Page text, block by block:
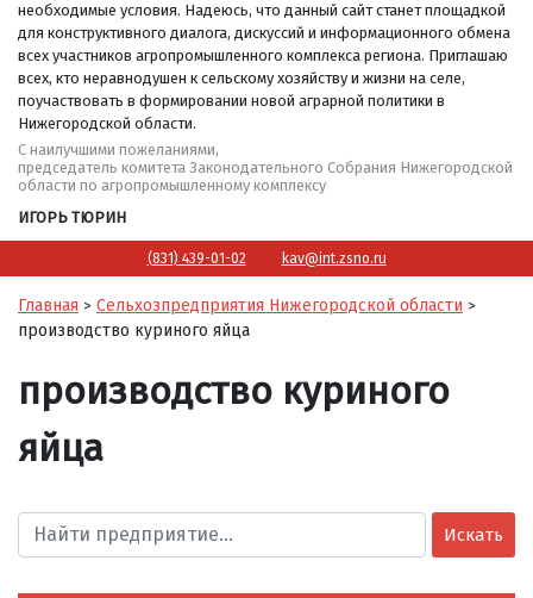
необходимые условия. Надеюсь, что данный сайт станет площадкой
для конструктивного диалога, дискуссий и информационного обмена
всех участников агропромышленного комплекса региона. Приглашаю
всех, кто неравнодушен к сельскому хозяйству и жизни на селе,
поучаствовать в формировании новой аграрной политики в
Нижегородской области.
С наилучшими пожеланиями,
председатель комитета Законодательного Собрания Нижегородской
области по агропромышленному комплексу
ИГОРЬ ТЮРИН
(831) 439-01-02 kav@int.zsno.ru
Главная > Сельхозпредприятия Нижегородской области >
производство куриного яйца
производство куриного
яйца
Искать